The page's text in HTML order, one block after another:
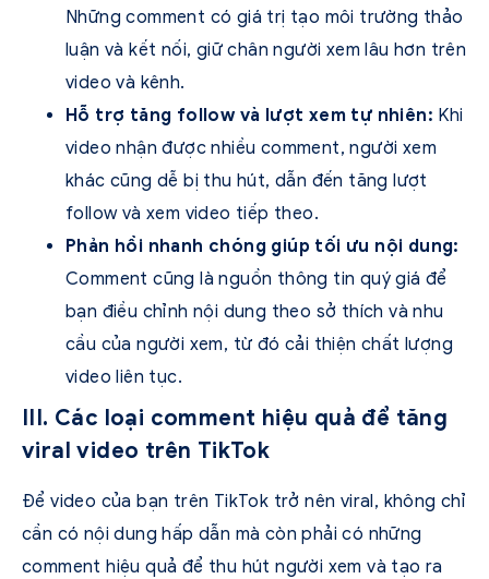
Những comment có giá trị tạo môi trường thảo
luận và kết nối, giữ chân người xem lâu hơn trên
video và kênh.
Hỗ trợ tăng follow và lượt xem tự nhiên: Khi
video nhận được nhiều comment, người xem
khác cũng dễ bị thu hút, dẫn đến tăng lượt
follow và xem video tiếp theo.
Phản hồi nhanh chóng giúp tối ưu nội dung:
Comment cũng là nguồn thông tin quý giá để
bạn điều chỉnh nội dung theo sở thích và nhu
cầu của người xem, từ đó cải thiện chất lượng
video liên tục.
III. Các loại comment hiệu quả để tăng
viral video trên TikTok
Để video của bạn trên TikTok trở nên viral, không chỉ
cần có nội dung hấp dẫn mà còn phải có những
comment hiệu quả để thu hút người xem và tạo ra